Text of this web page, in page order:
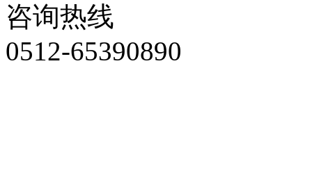
咨询热线
0512-65390890